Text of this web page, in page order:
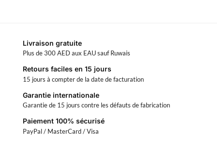
Livraison gratuite
Plus de 300 AED aux EAU sauf Ruwais
Retours faciles en 15 jours
15 jours à compter de la date de facturation
Garantie internationale
Garantie de 15 jours contre les défauts de fabrication
Paiement 100% sécurisé
PayPal / MasterCard / Visa